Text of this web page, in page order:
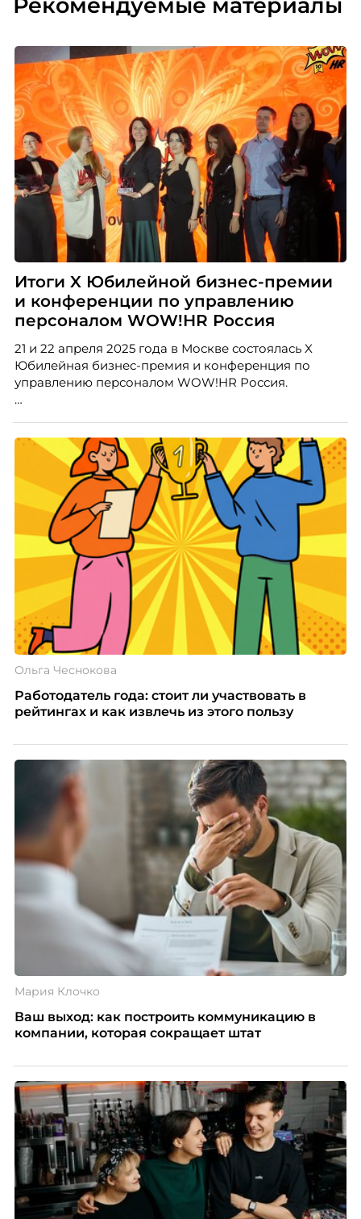
Рекомендуемые материалы
Итоги X Юбилейной бизнес-премии
и конференции по управлению
персоналом WOW!HR Россия
21 и 22 апреля 2025 года в Москве состоялась X
Юбилейная бизнес-премия и конференция по
управлению персоналом WOW!HR Россия.
номинантов и гостей мероприятия.
Ольга Чеснокова
Работодатель года: стоит ли участвовать в
рейтингах и как извлечь из этого пользу
Мария Клочко
Ваш выход: как построить коммуникацию в
компании, которая сокращает штат